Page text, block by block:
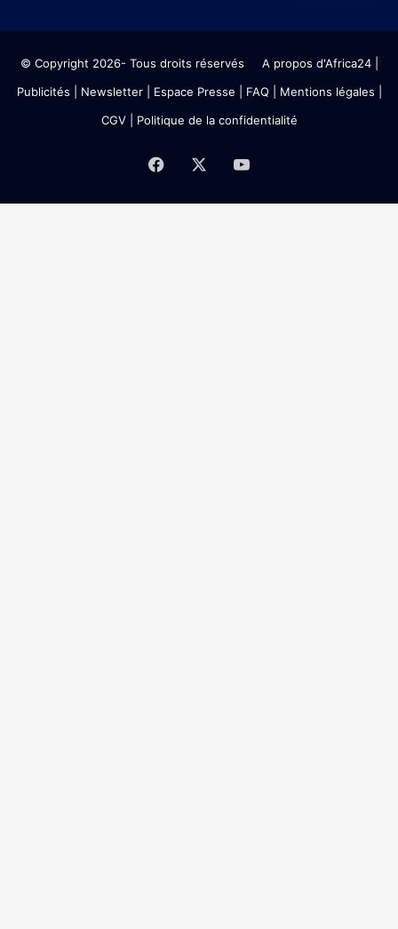
© Copyright 2026- Tous droits réservés A propos d'Africa24|
Publicités
Newsletter| Espace Presse | FAQ | Mentions légales
CGV| Politique de la confidentialité